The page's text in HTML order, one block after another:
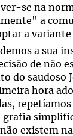
se na
a
a variante
a sua
de não
do saudoso
hora
grafia
não existem